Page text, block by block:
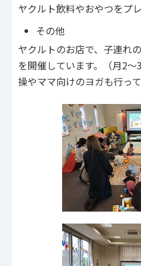
ヤクルト飲料やおやつをプ
その他
ヤクルトのお店で、子連れ
を開催しています。（月2
操やママ向けのヨガも行って